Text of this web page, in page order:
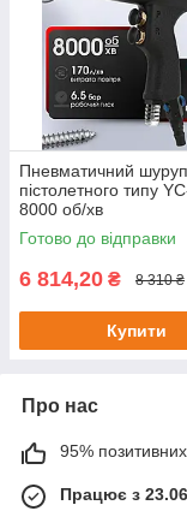
Пневматичний
пістолетного типу
8000 об/хв
Готово до відправки
6 814,20 ₴ 8 310 ₴
Купити
Про нас
95% позитивних
Працює з